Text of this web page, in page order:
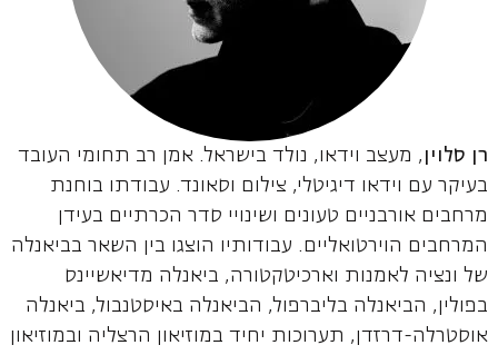
רן סלוין , מעצב וידאו, נולד בישראל. אמן רב תחומי העובד
בעיקר עם וידאו דיגיטלי, צילום וסאונד. עבודתו בוחנת
מרחבים אורבניים טעונים ושינויי סדר הכרתיים בעידן
המרחבים הוירטואליים. עבודותיו הוצגו בין השאר בביאנלה
של ונציה לאמנות וארכיטקטורה, ביאנלה מדיאשיינס
בפולין, הביאנלה בליברפול, הביאנלה באיסטנבול, ביאנלה
אוסטרלה-דרזדן, תערוכות יחיד במוזיאון הרצליה ובמוזיאון